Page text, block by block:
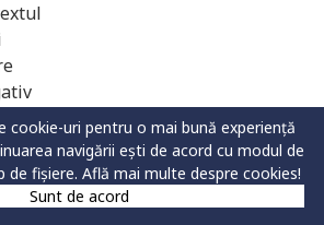
cookie-uri pentru o mai bună experiență
navigării ești de acord cu modul de
de fișiere. Află mai multe despre cookies!
Sunt de acord